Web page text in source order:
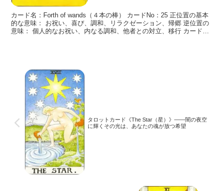
カード名：Forth of wands（４本の棒） カードNo：25 正位置の基本
的な意味： お祝い、喜び、調和、リラクゼーション、帰郷 逆位置の
意味： 個人的なお祝い、内なる調和、他者との対立、移行 カードの
タロットカード《The Star（星）》――闇の夜空
に輝くその光は、あなたの魂が放つ希望